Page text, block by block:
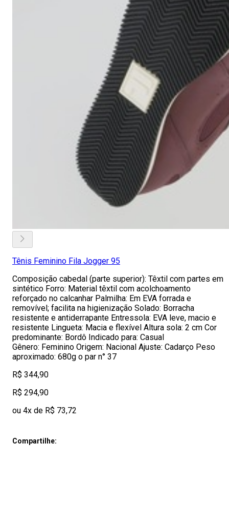
Tênis Feminino Fila Jogger 95
Composição cabedal (parte superior): Têxtil com partes em
sintético Forro: Material têxtil com acolchoamento
reforçado no calcanhar Palmilha: Em EVA forrada e
removível; facilita na higienização Solado: Borracha
resistente e antiderrapante Entressola: EVA leve, macio e
resistente Lingueta: Macia e flexível Altura sola: 2 cm Cor
predominante: Bordô Indicado para: Casual
Gênero: Feminino Origem: Nacional Ajuste: Cadarço Peso
aproximado: 680g o par n° 37
R$ 344,90
R$ 294,90
ou 4x de R$ 73,72
Compartilhe: